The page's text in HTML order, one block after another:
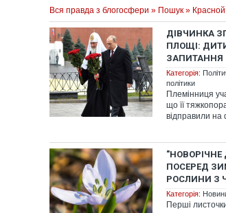
Вся правда з блогосфери » Пошук » Красной
ДІВЧИНКА
ПЛОЩІ:
ЗАПИТАННЯ
Категорія:
політики
Племінниця
що її
відправили на
"НОВОРІЧНЕ
ПОСЕРЕД
РОСЛИНИ З
Категорія:
Перші